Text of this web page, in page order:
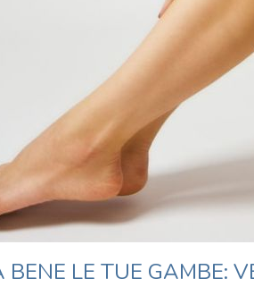
BENE LE TUE GAMBE: